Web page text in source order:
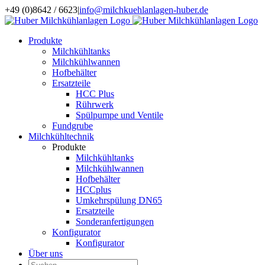
Zum
Inhalt
+49 (0)8642 / 6623|info@milchkuehlanlagen-huber.de
Produkte
Milchkühltanks
Milchkühlwannen
Hofbehälter
Ersatzteile
HCC Plus
Rührwerk
Spülpumpe und Ventile
Fundgrube
Milchkühltechnik
Produkte
Milchkühltanks
Milchkühlwannen
Hofbehälter
HCCplus
Umkehrspülung DN65
Ersatzteile
Sonderanfertigungen
Konfigurator
Konfigurator
Über uns